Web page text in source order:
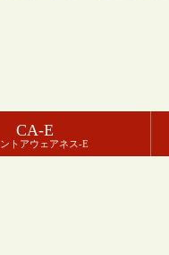
CA-E
トアウェアネス-E